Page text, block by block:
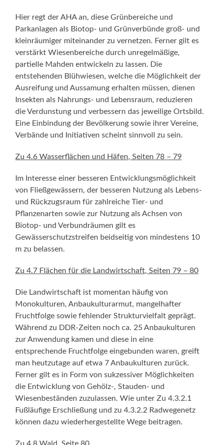
Hier regt der AHA an, diese Grünbereiche und
Parkanlagen als Biotop- und Grünverbünde groß- und
kleinräumiger miteinander zu vernetzen. Ferner gilt es
verstärkt Wiesenbereiche durch unregelmäßige,
partielle Mahden entwickeln zu lassen. Die
entstehenden Blühwiesen, welche die Möglichkeit der
Ausreifung und Aussamung erhalten müssen, dienen
Insekten als Nahrungs- und Lebensraum, reduzieren
die Verdunstung und verbessern das jeweilige Ortsbild.
Eine Einbindung der Bevölkerung sowie ihrer Vereine,
Verbände und Initiativen scheint sinnvoll zu sein.
Zu 4.6 Wasserflächen und Häfen, Seiten 78 – 79
Im Interesse einer besseren Entwicklungsmöglichkeit
von Fließgewässern, der besseren Nutzung als Lebens-
und Rückzugsraum für zahlreiche Tier- und
Pflanzenarten sowie zur Nutzung als Achsen von
Biotop- und Verbundräumen gilt es
Gewässerschutzstreifen beidseitig von mindestens 10
m zu belassen.
Zu 4.7 Flächen für die Landwirtschaft, Seiten 79 – 80
Die Landwirtschaft ist momentan häufig von
Monokulturen, Anbaukulturarmut, mangelhafter
Fruchtfolge sowie fehlender Strukturvielfalt geprägt.
Während zu DDR-Zeiten noch ca. 25 Anbaukulturen
zur Anwendung kamen und diese in eine
entsprechende Fruchtfolge eingebunden waren, greift
man heutzutage auf etwa 7 Anbaukulturen zurück.
Ferner gilt es in Form von sukzessiver Möglichkeiten
die Entwicklung von Gehölz-, Stauden- und
Wiesenbeständen zuzulassen. Wie unter Zu 4.3.2.1
Fußläufige Erschließung und zu 4.3.2.2 Radwegenetz
können dazu wiederhergestellte Wege beitragen.
Zu 4.8 Wald, Seite 80